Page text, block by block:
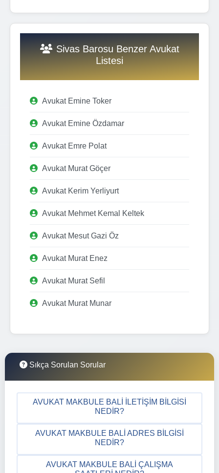
Sivas Barosu Benzer Avukat
Listesi
Avukat Emine Toker
Avukat Emine Özdamar
Avukat Emre Polat
Avukat Murat Göçer
Avukat Kerim Yerliyurt
Avukat Mehmet Kemal Keltek
Avukat Mesut Gazi Öz
Avukat Murat Enez
Avukat Murat Sefil
Avukat Murat Munar
Sıkça Sorulan Sorular
AVUKAT MAKBULE BALI İLETIŞIM BILGISI
NEDIR?
AVUKAT MAKBULE BALI ADRES BILGISI
NEDIR?
AVUKAT MAKBULE BALI ÇALIŞMA